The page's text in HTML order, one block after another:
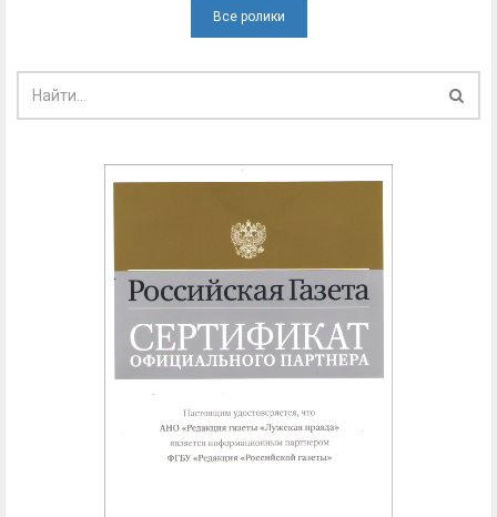
Все ролики